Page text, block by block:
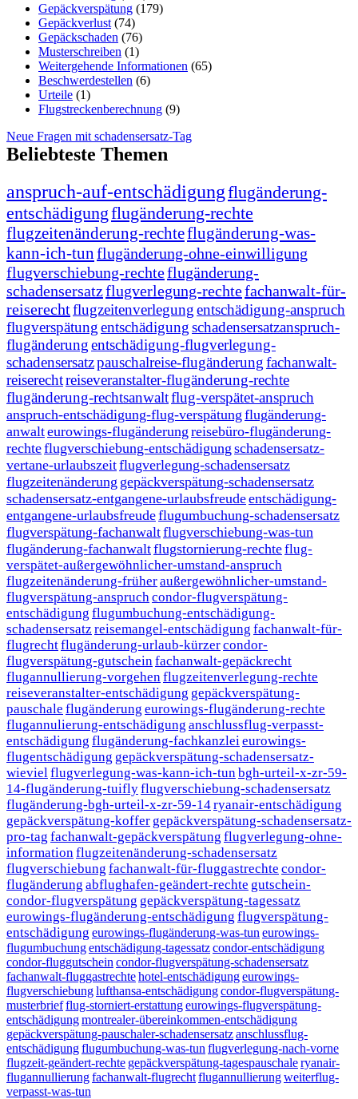
Gepäckverspätung (179)
Gepäckverlust (74)
Gepäckschaden (76)
Musterschreiben (1)
Weitergehende Informationen (65)
Beschwerdestellen (6)
Urteile (1)
Flugstreckenberechnung (9)
Neue Fragen mit schadensersatz-Tag
Beliebteste Themen
anspruch-auf-entschädigungflugänderung-
entschädigungflugänderung-rechte
flugzeitenänderung-rechteflugänderung-was-
kann-ich-tun flugänderung-ohne-einwilligung
flugverschiebung-rechteflugänderung-
schadensersatzflugverlegung-rechtefachanwalt-für-
reiserechtflugzeitenverlegungentschädigung-anspruch
flugverspätungentschädigungschadensersatzanspruch-
flugänderungentschädigung-flugverlegung-
schadensersatzpauschalreise-flugänderungfachanwalt-
reiserechtreiseveranstalter-flugänderung-rechte
flugänderung-rechtsanwaltflug-verspätet-anspruch
anspruch-entschädigung-flug-verspätung flugänderung-
anwalteurowings-flugänderung reisebüro-flugänderung-
rechteflugverschiebung-entschädigung schadensersatz-
vertane-urlaubszeitflugverlegung-schadensersatz
flugzeitenänderung gepäckverspätung-schadensersatz
schadensersatz-entgangene-urlaubsfreudeentschädigung-
entgangene-urlaubsfreudeflugumbuchung-schadensersatz
flugverspätung-fachanwaltflugverschiebung-was-tun
flugänderung-fachanwaltflugstornierung-rechteflug-
verspätet-außergewöhnlicher-umstand-anspruch
flugzeitenänderung-früheraußergewöhnlicher-umstand-
flugverspätung-anspruch condor-flugverspätung-
entschädigung flugumbuchung-entschädigung-
schadensersatz reisemangel-entschädigung fachanwalt-für-
flugrechtflugänderung-urlaub-kürzercondor-
flugverspätung-gutschein fachanwalt-gepäckrecht
flugannullierung-vorgehen flugzeitenverlegung-rechte
reiseveranstalter-entschädigung gepäckverspätung-
pauschale flugänderung eurowings-flugänderung-rechte
flugannulierung-entschädigung anschlussflug-verpasst-
entschädigung flugänderung-fachkanzlei eurowings-
flugentschädigung gepäckverspätung-schadensersatz-
wieviel flugverlegung-was-kann-ich-tun bgh-urteil-x-zr-59-
14-flugänderung-tuiflyflugverschiebung-schadensersatz
flugänderung-bgh-urteil-x-zr-59-14ryanair-entschädigung
gepäckverspätung-koffer gepäckverspätung-schadensersatz-
pro-tag fachanwalt-gepäckverspätung flugverlegung-ohne-
information flugzeitenänderung-schadensersatz
flugverschiebung fachanwalt-für-fluggastrechte condor-
flugänderung abflughafen-geändert-rechte gutschein-
condor-flugverspätung gepäckverspätung-tagessatz
eurowings-flugänderung-entschädigung flugverspätung-
entschädigung eurowings-flugänderung-was-tun eurowings-
flugumbuchungentschädigung-tagessatzcondor-entschädigung
condor-fluggutschein condor-flugverspätung-schadensersatz
fachanwalt-fluggastrechtehotel-entschädigungeurowings-
flugverschiebunglufthansa-entschädigungcondor-flugverspätung-
musterbriefflug-storniert-erstattungeurowings-flugverspätung-
entschädigungmontrealer-übereinkommen-entschädigung
gepäckverspätung-pauschaler-schadensersatzanschlussflug-
entschädigungflugumbuchung-was-tun flugverlegung-nach-vorne
flugzeit-geändert-rechte gepäckverspätung-tagespauschaleryanair-
flugannullierungfachanwalt-flugrechtflugannullierungweiterflug-
verpasst-was-tun